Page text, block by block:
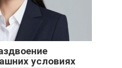
условиях